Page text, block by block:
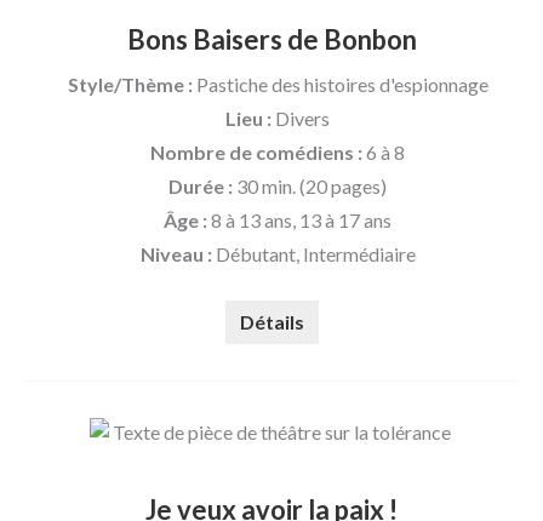
Bons Baisers de Bonbon
Style/Thème : Pastiche des histoires d'espionnage
Lieu : Divers
Nombre de comédiens : 6 à 8
Durée : 30 min. (20 pages)
Âge : 8 à 13 ans, 13 à 17 ans
Niveau : Débutant, Intermédiaire
Détails
Je veux avoir la paix !